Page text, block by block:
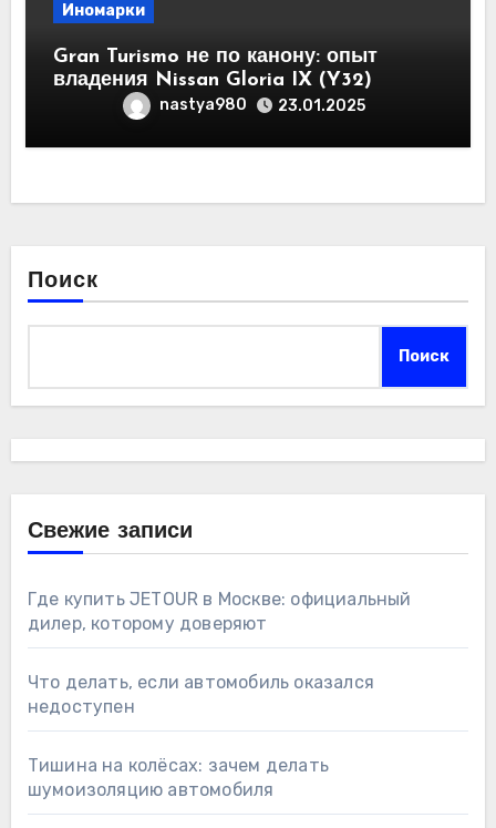
Иномарки
Gran Turismo не по канону: опыт
владения Nissan Gloria IX (Y32)
nastya980 23.01.2025
Поиск
Поиск
Свежие записи
Где купить JETOUR в Москве: официальный
дилер, которому доверяют
Что делать, если автомобиль оказался
недоступен
Тишина на колёсах: зачем делать
шумоизоляцию автомобиля